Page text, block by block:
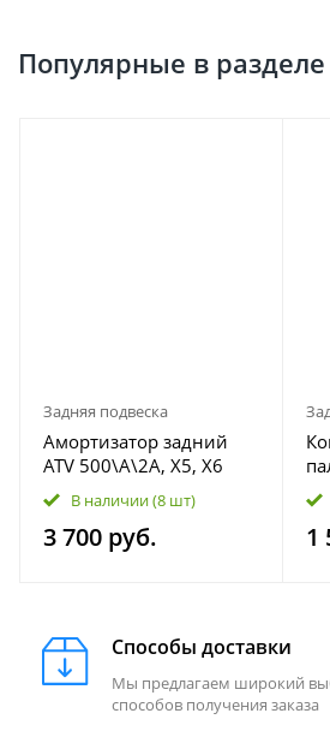
Популярные в разделе
Задняя подвеска
Амортизатор задний
ATV 500\A\2A, X5, X6
EPS, Stels Hisun 450H,
500H, 700H 9010-
060600 55100-058-0000
В наличии(8 шт)
3 700 руб. 1
Способы доставки
Мы предлагаем широкий
способов получения заказа